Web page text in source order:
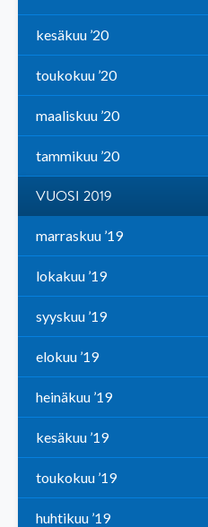
kesäkuu ’20
toukokuu ’20
maaliskuu ’20
tammikuu ’20
VUOSI 2019
marraskuu ’19
lokakuu ’19
syyskuu ’19
elokuu ’19
heinäkuu ’19
kesäkuu ’19
toukokuu ’19
huhtikuu ’19